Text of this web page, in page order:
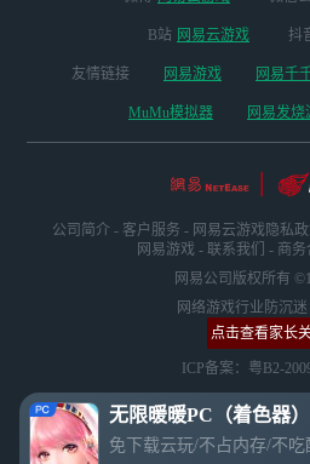
无限暖暖PC（着色器）
免下载云玩/不占内存/不吃
B站 网易云游戏 抖
友情链接 网易游戏 网易千
MuMu模拟器 网易发烧
公司简介 - 客户服务 - 网易云游戏隐私
网易游戏 - 联系我们 - 商务
网易公司版权所有
网络游戏行业防沉
点击查看家长
ICP备案：粤B2-